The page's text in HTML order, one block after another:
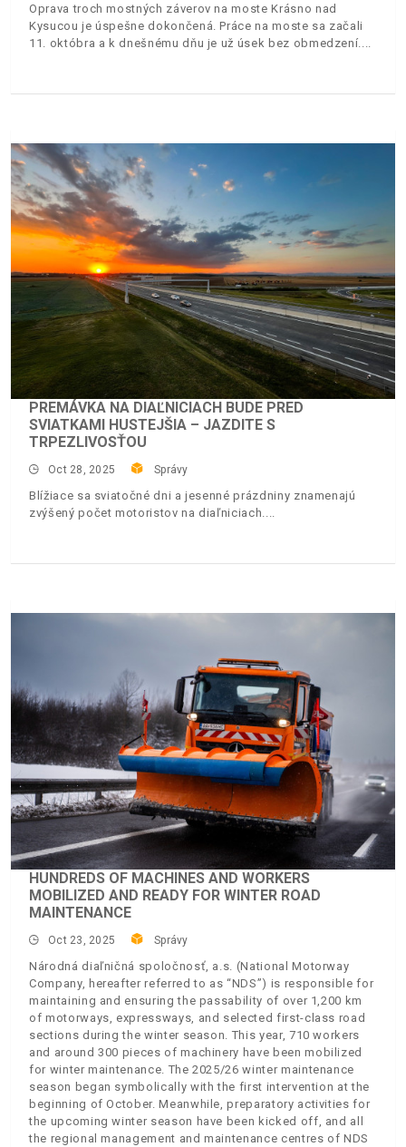
Oprava troch mostných záverov na moste Krásno nad
Kysucou je úspešne dokončená. Práce na moste sa začali
11. októbra a k dnešnému dňu je už úsek bez obmedzení.
PREMÁVKA NA DIAĽNICIACH BUDE PRED
SVIATKAMI HUSTEJŠIA – JAZDITE S
TRPEZLIVOSŤOU
Oct 28, 2025 Správy
Blížiace sa sviatočné dni a jesenné prázdniny znamenajú
zvýšený počet motoristov na diaľniciach.
HUNDREDS OF MACHINES AND WORKERS
MOBILIZED AND READY FOR WINTER ROAD
MAINTENANCE
Oct 23, 2025 Správy
Národná diaľničná spoločnosť, a.s. (National Motorway
Company, hereafter referred to as “NDS”) is responsible for
maintaining and ensuring the passability of over 1,200 km
of motorways, expressways, and selected first-class road
sections during the winter season. This year, 710 workers
and around 300 pieces of machinery have been mobilized
for winter maintenance. The 2025/26 winter maintenance
season began symbolically with the first intervention at the
beginning of October. Meanwhile, preparatory activities for
the upcoming winter season have been kicked off, and all
the regional management and maintenance centres of NDS